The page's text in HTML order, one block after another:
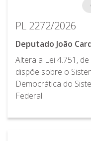
PL 2272/2026
Deputado João
Altera a Lei 4.751,
dispõe sobre o
Democrática do
Federal.